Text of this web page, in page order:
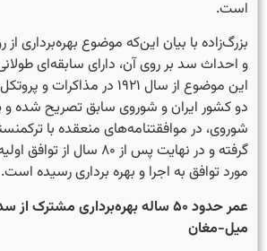
است.
بزرگ‌زاده با بیان این‌که موضوع بهره­‌برداری
و احداث سد بر روی آن، دارای سابقه­‌ای
این موضوع از سال ۱۹۲۱ در
دو کشور ایران و شوروی سابق تصریح شده و
شوروی، در موافقتنامه‌های منعقده با
گرفته و در نهایت پس از ۸۰
مورد توافق به اجرا و بهره برداری رسیده است.
عمر حدود ۵۰ ساله بهره‌برداری
میل-مغان